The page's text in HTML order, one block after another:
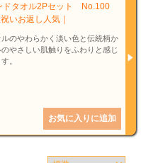
ドタオル2Pセット No.100
いお返し人気｜
のやわらかく淡い色と伝統柄か
やさしい肌触りをふわりと感じ
。